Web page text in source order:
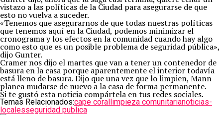
vistazo a las políticas de la Ciudad para asegurarse de que
esto no vuelva a suceder.
«Tenemos que asegurarnos de que todas nuestras políticas
que tenemos aquí en la Ciudad, podemos minimizar el
cronograma y los efectos en la comunidad cuando hay algo
como esto que es un posible problema de seguridad pública»,
dijo Gunter.
Cramer nos dijo el martes que van a tener un contenedor de
basura en la casa porque aparentemente el interior todavía
está lleno de basura. Dijo que una vez que lo limpien, Mann
planea mudarse de nuevo a la casa de forma permanente.
Si te gustó esta noticia compártela en tus redes sociales.
Temas Relacionados:cape corallimpieza comunitarianoticias-
localesseguridad publica